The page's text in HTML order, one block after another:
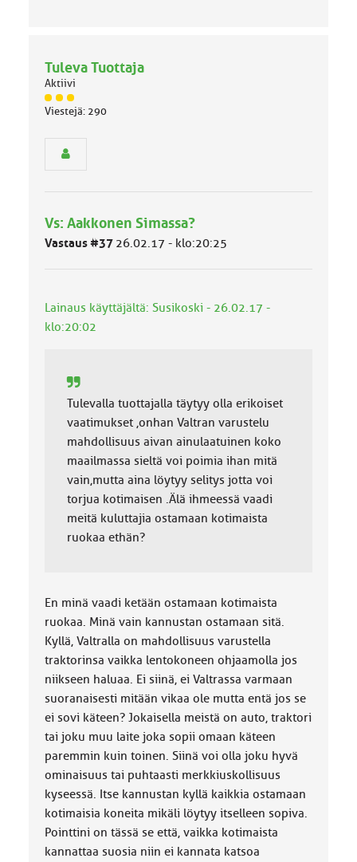
Tuleva Tuottaja
Aktiivi
J
ä
m
ä
k
a
Viestejä: 290
Vs: Aakkonen Simassa?
Vastaus #37 26.02.17 - klo:20:25
Lainaus käyttäjältä: Susikoski - 26.02.17 -
klo:20:02
Tulevalla tuottajalla täytyy olla erikoiset
vaatimukset ,onhan Valtran varustelu
mahdollisuus aivan ainulaatuinen koko
maailmassa sieltä voi poimia ihan mitä
vain,mutta aina löytyy selitys jotta voi
torjua kotimaisen .Älä ihmeessä vaadi
meitä kuluttajia ostamaan kotimaista
ruokaa ethän?
En minä vaadi ketään ostamaan kotimaista
ruokaa. Minä vain kannustan ostamaan sitä.
Kyllä, Valtralla on mahdollisuus varustella
traktorinsa vaikka lentokoneen ohjaamolla jos
niikseen haluaa. Ei siinä, ei Valtrassa varmaan
suoranaisesti mitään vikaa ole mutta entä jos se
ei sovi käteen? Jokaisella meistä on auto, traktori
tai joku muu laite joka sopii omaan käteen
paremmin kuin toinen. Siinä voi olla joku hyvä
ominaisuus tai puhtaasti merkkiuskollisuus
kyseessä. Itse kannustan kyllä kaikkia ostamaan
kotimaisia koneita mikäli löytyy itselleen sopiva.
Pointtini on tässä se että, vaikka kotimaista
kannattaa suosia niin ei kannata katsoa